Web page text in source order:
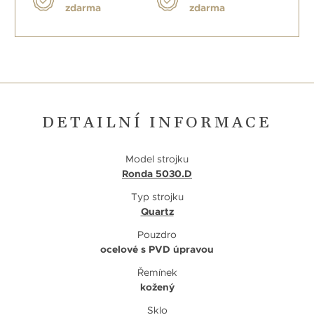
zdarma
zdarma
DETAILNÍ INFORMACE
Model strojku
Ronda 5030.D
Typ strojku
Quartz
Pouzdro
ocelové s PVD úpravou
Řemínek
kožený
Sklo